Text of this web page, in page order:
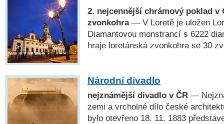
2. nejcennější chrámový poklad v
zvonkohra — V Loretě je uložen
Diamantovou monstrancí s 6222
hraje loretánská zvonkohra se 30
Národní divadlo
nejznámější divadlo v ČR —
zemi a vrcholné dílo české
bylo otevřeno 18. 11. 1883